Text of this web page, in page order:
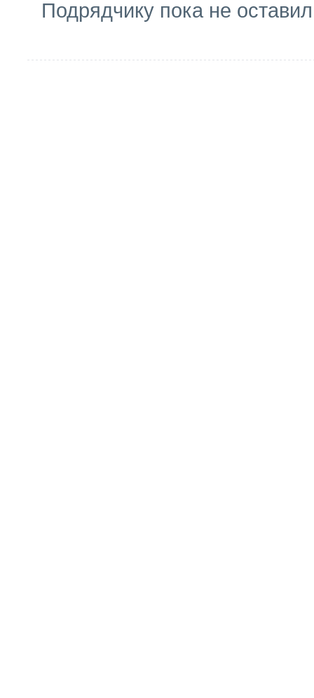
Подрядчику пока не